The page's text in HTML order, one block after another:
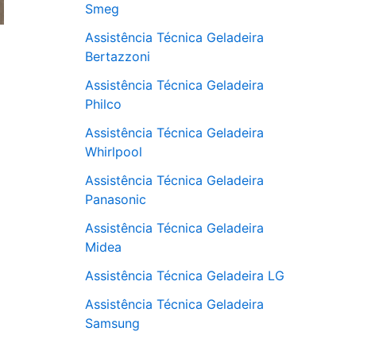
Smeg
Assistência Técnica Geladeira
Bertazzoni
Assistência Técnica Geladeira
Philco
Assistência Técnica Geladeira
Whirlpool
Assistência Técnica Geladeira
Panasonic
Assistência Técnica Geladeira
Midea
Assistência Técnica Geladeira LG
Assistência Técnica Geladeira
Samsung